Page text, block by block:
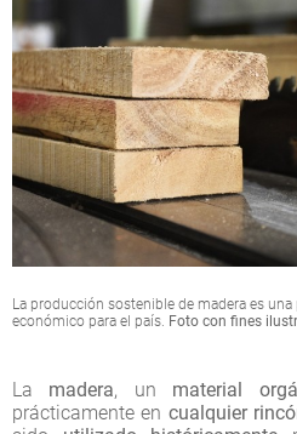
La producción sostenible de madera es
económico para el país. Foto con fines
La madera, un material
prácticamente en cualquier